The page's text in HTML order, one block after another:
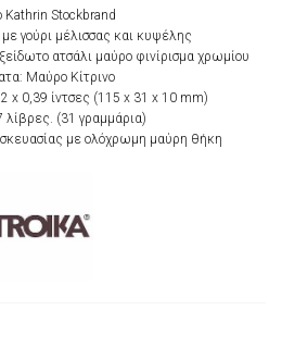
Kathrin Stockbrand
γούρι μέλισσας και κυψέλης
ατσάλι μαύρο φινίρισμα χρωμίου
Μαύρο Κίτρινο
x 0,39 ίντσες (115 x 31 x 10 mm)
λίβρες. (31 γραμμάρια)
με ολόχρωμη μαύρη θήκη